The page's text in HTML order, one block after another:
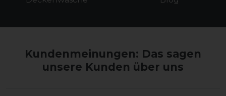
Kundenmeinungen: Das sagen
unsere Kunden über uns